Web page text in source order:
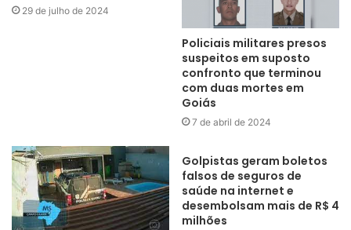
29 de julho de 2024
Policiais militares presos
suspeitos em suposto
confronto que terminou
com duas mortes em
Goiás
7 de abril de 2024
Golpistas geram boletos
falsos de seguros de
saúde na internet e
desembolsam mais de R$ 4
milhões